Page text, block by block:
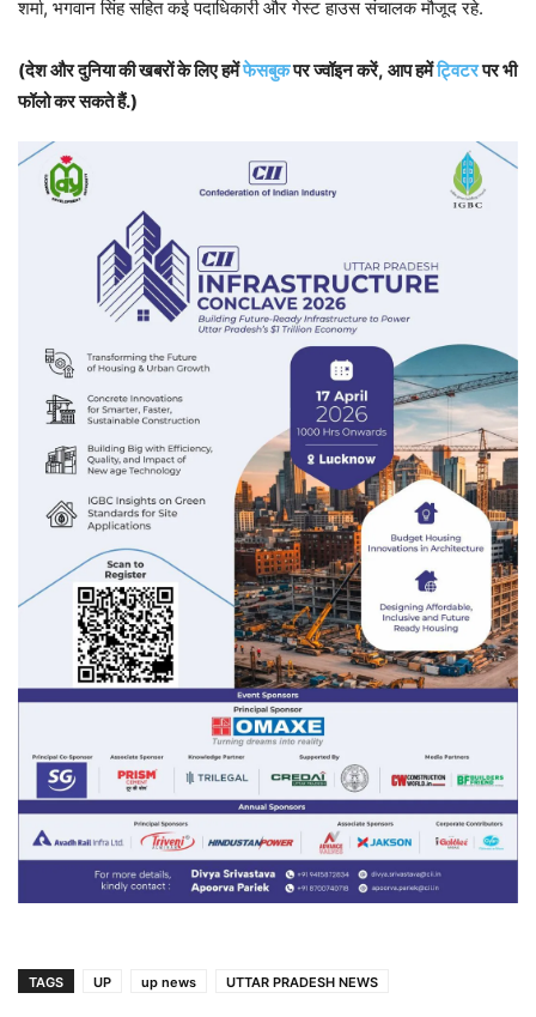
शर्मा, भगवान सिंह सहित कई पदाधिकारी और गेस्ट हाउस संचालक मौजूद रहे.
(देश और दुनिया की खबरों के लिए हमेंफेसबुकपर ज्वॉइन करें, आप हमेंट्विटरपर भी
फॉलो कर सकते हैं.)
TAGS UP up news UTTAR PRADESH NEWS